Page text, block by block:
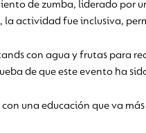
de zumba, liderado por
, la actividad fue inclusiva,
con agua y frutas para
de que este evento ha
una educación que va